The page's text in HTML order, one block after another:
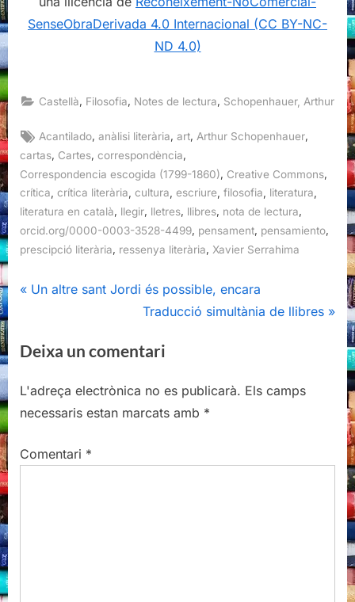
SenseObraDerivada 4.0 Internacional (CC BY-NC-
ND 4.0)
Castellà Filosofia Notes de lectura Schopenhauer, Arthur
Tags:
Acantilado ,anàlisi literària ,art Arthur Schopenhauer
cartas Cartes correspondència
Correspondencia escogida (1799-1860)
Creative Commons
crítica crítica literària cultura escriure filosofia literatura
literatura en català, llegir, lletres, llibres, nota de lectura,
orcid.org/0000-0003-3528-4499 pensament pensamiento
prescipció literària
ressenya literària Xavier Serrahima
Navegació
P
v
o
u
P
Un altre sant Jordi és possible, encara
N
x
P
o
t
Traducció simultània de llibres
Deixa un comentari
L'adreça electrònica no es publicarà. Els camps
necessaris estan marcats amb *
Comentari *